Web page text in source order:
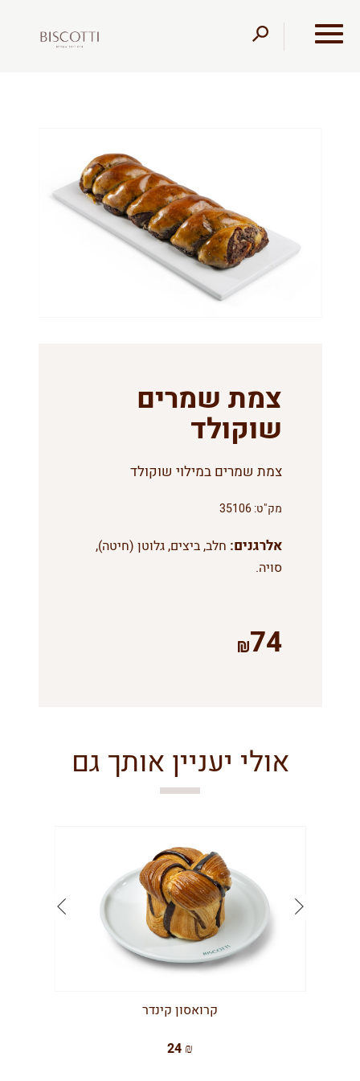
עמוד הבית עוגות שמרים
צמת
צמת שמרים
שוקולד
צמת שמרים במילוי שוקולד
מק"ט:35106
אלרגנים: חלב, ביצים, גלוטן (חיטה),
סויה.
74
אולי יעניין אותך גם
קרואסון קינדר
24 ₪